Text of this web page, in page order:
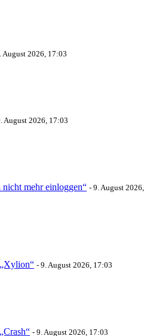
August 2026, 17:03
August 2026, 17:03
mehr einloggen“ - 9. August 2026,
- 9. August 2026, 17:03
- 9. August 2026, 17:03